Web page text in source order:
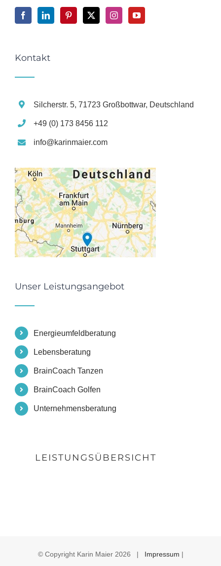
Kontakt
Silcherstr. 5, 71723 Großbottwar, Deutschland
+49 (0) 173 8456 112
info@karinmaier.com
Unser Leistungsangebot
Energieumfeldberatung
Lebensberatung
BrainCoach Tanzen
BrainCoach Golfen
Unternehmensberatung
LEISTUNGSÜBERSICHT
© Copyright Karin Maier 2026 | Impressum |